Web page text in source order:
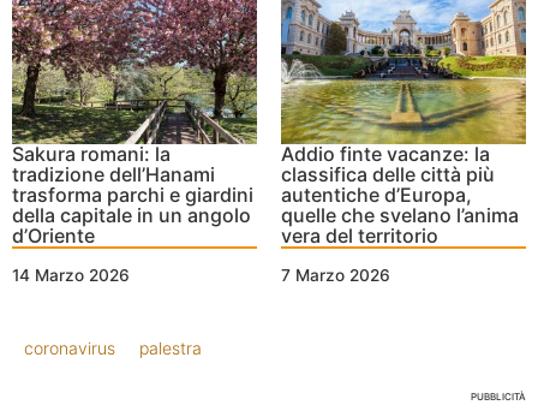
Sakura romani: la
tradizione dell’Hanami
trasforma parchi e giardini
della capitale in un angolo
d’Oriente
14 Marzo 2026
Addio finte vacanze: la
classifica delle città più
autentiche d’Europa,
quelle che svelano l’anima
vera del territorio
7 Marzo 2026
coronavirus palestra
PUBBLICITÀ